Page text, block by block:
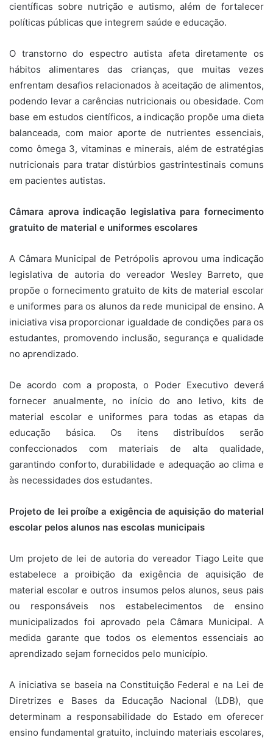
científicas sobre nutrição e autismo, além de fortalecer
políticas públicas que integrem saúde e educação.
O transtorno do espectro autista afeta diretamente os
hábitos alimentares das crianças, que muitas vezes
enfrentam desafios relacionados à aceitação de alimentos,
podendo levar a carências nutricionais ou obesidade. Com
base em estudos científicos, a indicação propõe uma dieta
balanceada, com maior aporte de nutrientes essenciais,
como ômega 3, vitaminas e minerais, além de estratégias
nutricionais para tratar distúrbios gastrintestinais comuns
em pacientes autistas.
Câmara aprova indicação legislativa para fornecimento
gratuito de material e uniformes escolares
A CâmaraMunicipal de Petrópolis aprovou uma indicação
legislativa de autoria do vereador Wesley Barreto, que
propõe o fornecimento gratuito de kits de material escolar
e uniformes para os alunos da rede municipal de ensino. A
iniciativa visa proporcionar igualdade de condições para os
estudantes, promovendo inclusão, segurança e qualidade
no aprendizado.
De acordo com a proposta, o Poder Executivo deverá
fornecer anualmente, no início do ano letivo, kits de
material escolar e uniformes para todas as etapas da
educação básica. Os itens distribuídos serão
confeccionados com materiais de alta qualidade,
garantindo conforto, durabilidade e adequação ao clima e
às necessidades dos estudantes.
Projeto de lei proíbe a exigência de aquisição do material
escolar pelos alunos nas escolas municipais
Um projeto de lei de autoria do vereador Tiago Leite que
estabelece a proibição da exigência de aquisição de
material escolar e outros insumos pelos alunos, seus pais
ou responsáveis nos estabelecimentos de ensino
municipalizados foi aprovado pela Câmara Municipal. A
medida garante que todos os elementos essenciais ao
aprendizado sejam fornecidos pelo município.
A iniciativa se baseia na Constituição Federal e na Lei de
Diretrizes e Bases da Educação Nacional (LDB), que
determinam a responsabilidade do Estado em oferecer
ensino fundamental gratuito, incluindo materiais escolares,